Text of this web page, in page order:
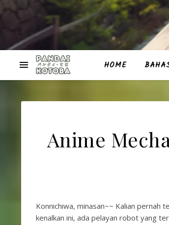
HOME
Anime
Konnichiwa, minasan~~ Kalian pernah
kenalkan ini, ada pelayan robot yang